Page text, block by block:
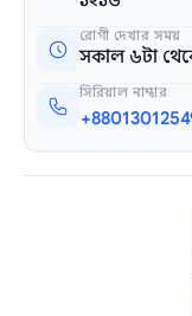
রোগী দেখার সময়
সকাল ৬টা
সিরিয়াল নাম্বার